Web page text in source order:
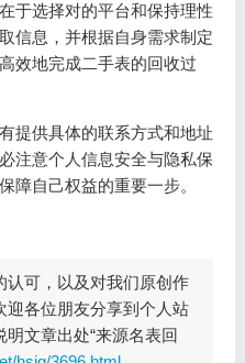
于选择对的平台和保持理性
信息，并根据自身需求制定
效地完成二手表的回收过
提供具体的联系方式和地址
注意个人信息安全与隐私保
障自己权益的重要一步。
认可，以及对我们原创作
迎各位朋友分享到个人站
文章出处“来源名表回